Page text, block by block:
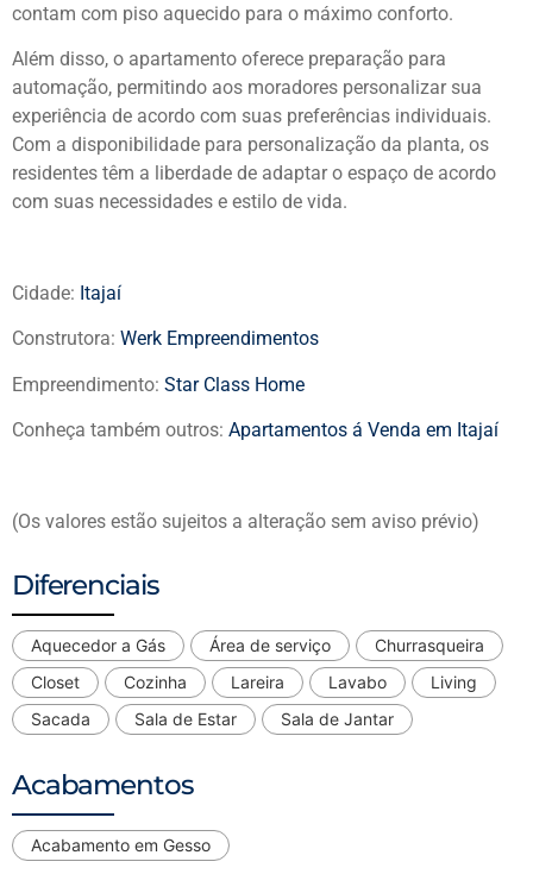
contam com piso aquecido para o máximo conforto.
Além disso, o apartamento oferece preparação para
automação, permitindo aos moradores personalizar sua
experiência de acordo com suas preferências individuais.
Com a disponibilidade para personalização da planta, os
residentes têm a liberdade de adaptar o espaço de acordo
com suas necessidades e estilo de vida.
Cidade: Itajaí
Construtora: Werk Empreendimentos
Empreendimento: Star Class Home
Conheça também outros: Apartamentos á Venda em Itajaí
(Os valores estão sujeitos a alteração sem aviso prévio)
Diferenciais
Aquecedor a Gás Área de serviço
Churrasqueira
Closet
Cozinha Lareira Lavabo
Living
Sacada
Sala de Estar Sala de Jantar
Acabamentos
Acabamento em Gesso